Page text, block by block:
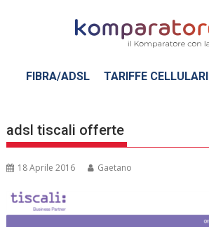
FIBRA/ADSL TARIFFE CELLULARI
adsl tiscali offerte
18 Aprile 2016 Gaetano